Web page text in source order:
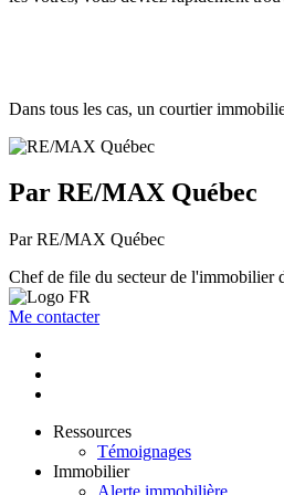
Dans tous les cas, un courtier
Par RE/MAX Québec
Par RE/MAX Québec
Chef de file du secteur de l'immobilier
Me contacter
Ressources
Témoignages
Immobilier